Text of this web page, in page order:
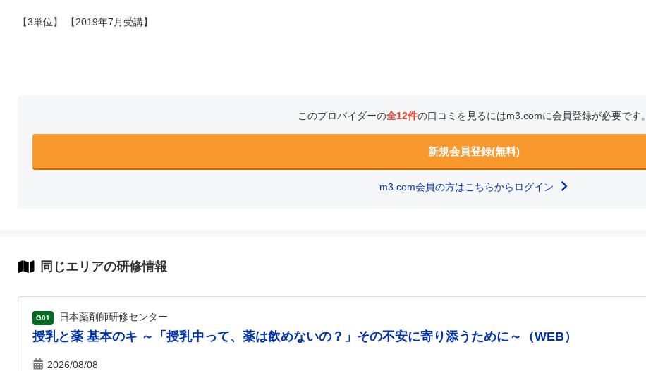
【3単位】 【2019年7月受講】
このプロバイダーの全12件の口コミを見るにはm3.comに会員登録が必要です。
新規会員登録(無料)
m3.com会員の方はこちらからログイン
同じエリアの研修情報
G01 日本薬剤師研修センター
授乳と薬 基本のキ ～「授乳中って、薬は飲めないの？」その不安に寄り添うために～（WEB）
2026/08/08